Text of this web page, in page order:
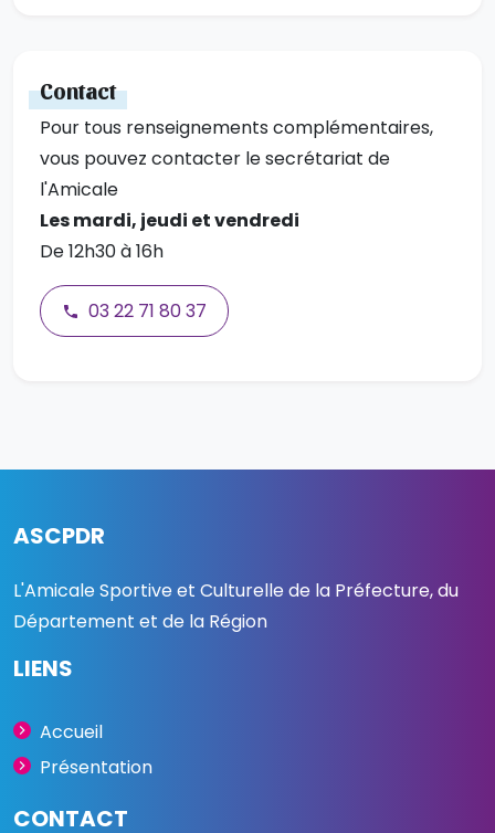
Contact
Pour tous renseignements complémentaires,
vous pouvez contacter le secrétariat de
l'Amicale
Les mardi, jeudi et vendredi
De 12h30 à 16h
03 22 71 80 37
ASCPDR
L'Amicale Sportive et Culturelle de la Préfecture, du
Département et de la Région
LIENS
Accueil
Présentation
CONTACT